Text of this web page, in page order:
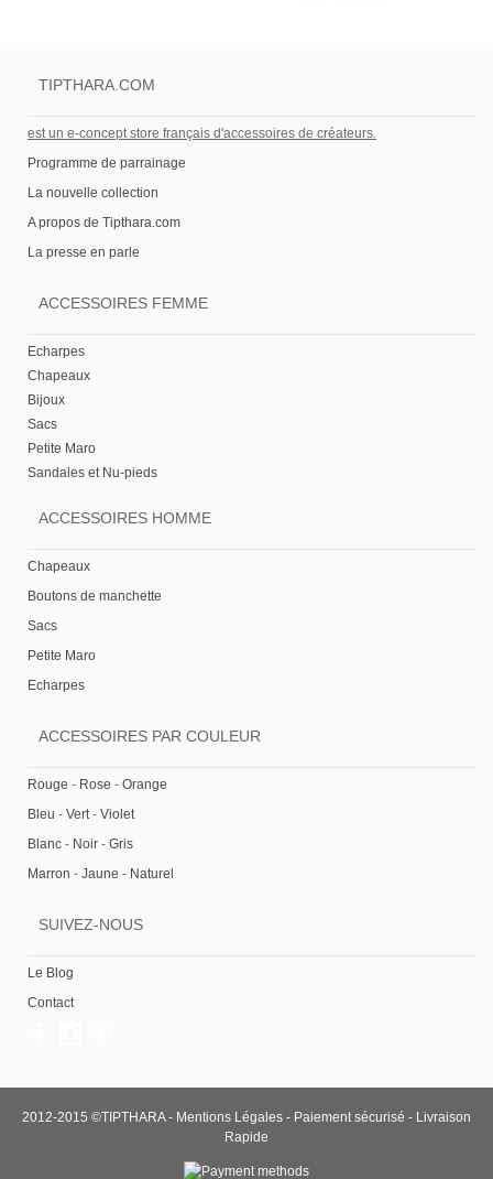
TIPTHARA.COM
est un e-concept store français d'accessoires de créateurs.
Programme de parrainage
La nouvelle collection
A propos de Tipthara.com
La presse en parle
ACCESSOIRES FEMME
Echarpes
Chapeaux
Bijoux
Sacs
Petite Maro
Sandales et Nu-pieds
ACCESSOIRES HOMME
Chapeaux
Boutons de manchette
Sacs
Petite Maro
Echarpes
ACCESSOIRES PAR COULEUR
Rouge - Rose - Orange
Bleu - Vert- Violet
Blanc - Noir - Gris
Marron - Jaune - Naturel
SUIVEZ-NOUS
Le Blog
Contact
2012-2015 ©TIPTHARA - Mentions Légales - Paiement sécurisé - Livraison
Rapide